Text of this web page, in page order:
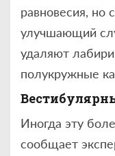
равновесия, но
улучшающий
удаляют
полукружные
Иногда эту
сообщает